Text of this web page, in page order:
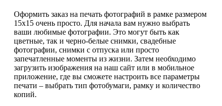
Оформить заказ на печать фотографий в рамке размером
15х15 очень просто. Для начала вам нужно выбрать
ваши любимые фотографии. Это могут быть как
цветные, так и черно-белые снимки, свадебные
фотографии, снимки с отпуска или просто
запечатленные моменты из жизни. Затем необходимо
загрузить изображения на наш сайт или в мобильное
приложение, где вы сможете настроить все параметры
печати – выбрать тип фотобумаги, рамку и количество
копий.